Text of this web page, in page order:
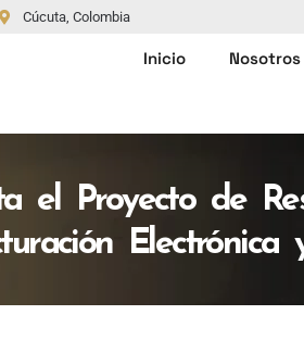
Cúcuta, Colombia
Inicio Nosotros
el Proyecto de